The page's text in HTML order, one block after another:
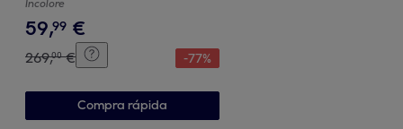
2000 W - 22,5 x 10 x30 cm
Incolore
59,99 €
269,00 € -77%
Compra rápida